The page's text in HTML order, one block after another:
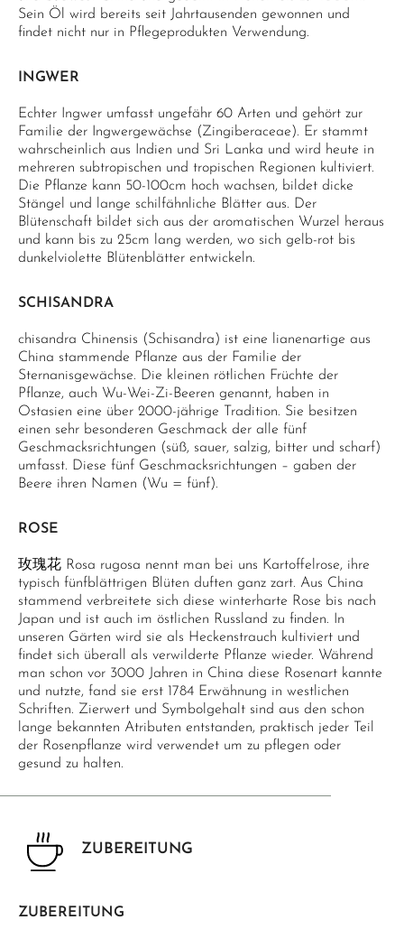
Sein Öl wird bereits seit Jahrtausenden gewonnen und
findet nicht nur in Pflegeprodukten Verwendung.
INGWER
Echter Ingwer umfasst ungefähr 60 Arten und gehört zur
Familie der Ingwergewächse (Zingiberaceae). Er stammt
wahrscheinlich aus Indien und Sri Lanka und wird heute in
mehreren subtropischen und tropischen Regionen kultiviert.
Die Pflanze kann 50-100cm hoch wachsen, bildet dicke
Stängel und lange schilfähnliche Blätter aus. Der
Blütenschaft bildet sich aus der aromatischen Wurzel heraus
und kann bis zu 25cm lang werden, wo sich gelb-rot bis
dunkelviolette Blütenblätter entwickeln.
SCHISANDRA
chisandra Chinensis (Schisandra) ist eine lianenartige aus
China stammende Pflanze aus der Familie der
Sternanisgewächse. Die kleinen rötlichen Früchte der
Pflanze, auch Wu-Wei-Zi-Beeren genannt, haben in
Ostasien eine über 2000-jährige Tradition. Sie besitzen
einen sehr besonderen Geschmack der alle fünf
Geschmacksrichtungen (süß, sauer, salzig, bitter und scharf)
umfasst. Diese fünf Geschmacksrichtungen – gaben der
Beere ihren Namen (Wu = fünf).
ROSE
玫瑰花 Rosa rugosa nennt man bei uns Kartoffelrose, ihre
typisch fünfblättrigen Blüten duften ganz zart. Aus China
stammend verbreitete sich diese winterharte Rose bis nach
Japan und ist auch im östlichen Russland zu finden. In
unseren Gärten wird sie als Heckenstrauch kultiviert und
findet sich überall als verwilderte Pflanze wieder. Während
man schon vor 3000 Jahren in China diese Rosenart kannte
und nutzte, fand sie erst 1784 Erwähnung in westlichen
Schriften. Zierwert und Symbolgehalt sind aus den schon
lange bekannten Atributen entstanden, praktisch jeder Teil
der Rosenpflanze wird verwendet um zu pflegen oder
gesund zu halten.
ZUBEREITUNG
ZUBEREITUNG